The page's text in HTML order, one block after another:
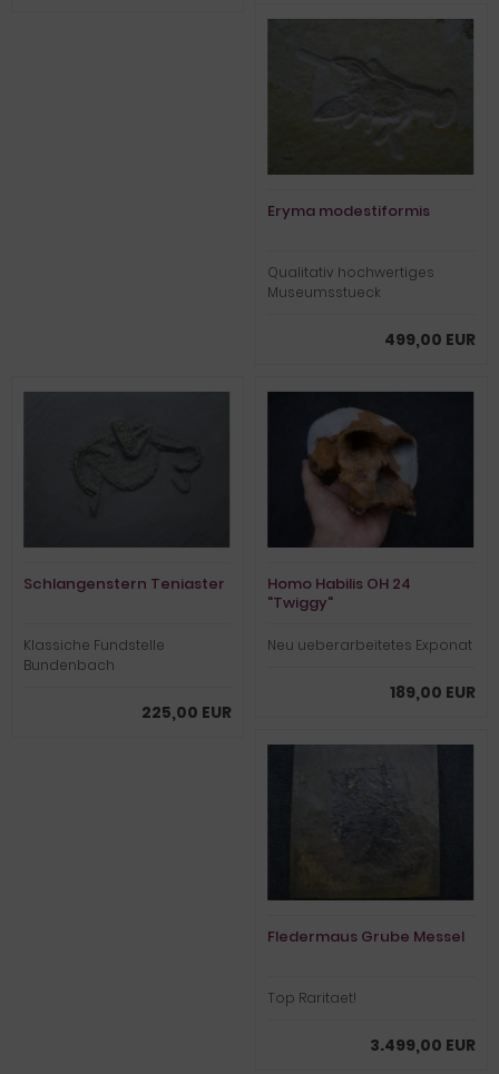
Eryma modestiformis
Qualitativ hochwertiges
Museumsstueck
499,00 EUR
Schlangenstern Teniaster
Klassiche Fundstelle
Bundenbach
225,00 EUR
Homo Habilis OH 24
"Twiggy"
Neu ueberarbeitetes Exponat
189,00 EUR
Fledermaus Grube Messel
Top Raritaet!
3.499,00 EUR